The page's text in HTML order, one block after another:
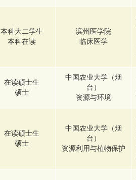
本科大二学生
本科在读
滨州医学院
临床医学
在读硕士生
硕士
中国农业大学（烟
台）
资源与环境
在读硕士生
硕士
中国农业大学（烟
台）
资源利用与植物保护